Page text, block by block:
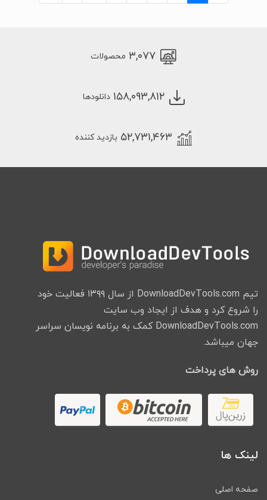
۳,۰۷۷ محصولات
۱۵۸,۰۹۳,۸۱۲ دانلودها
۵۲,۷۳۱,۴۶۳ بازدید کننده
تیم DownloadDevTools.com از سال ۱۳۹۹ فعالیت خود
را شروع کرد و هدف از ایجاد وب سایت
DownloadDevTools.com کمک به برنامه نویسان سراسر
جهان میباشد.
روش های پرداخت
لینک ها
صفحه اصلی